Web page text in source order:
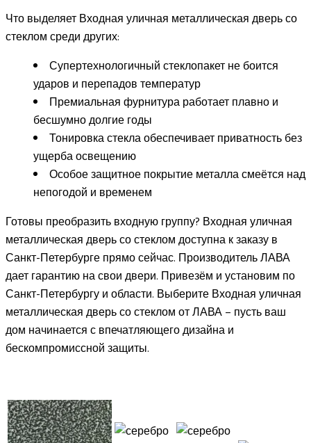
Что выделяет Входная уличная металлическая дверь со
стеклом среди других:
Супертехнологичный стеклопакет не боится
ударов и перепадов температур
Премиальная фурнитура работает плавно и
бесшумно долгие годы
Тонировка стекла обеспечивает приватность без
ущерба освещению
Особое защитное покрытие металла смеётся над
непогодой и временем
Готовы преобразить входную группу? Входная уличная
металлическая дверь со стеклом доступна к заказу в
Санкт-Петербурге прямо сейчас. Производитель ЛАВА
дает гарантию на свои двери. Привезём и установим по
Санкт-Петербургу и области. Выберите Входная уличная
металлическая дверь со стеклом от ЛАВА – пусть ваш
дом начинается с впечатляющего дизайна и
бескомпромиссной защиты.